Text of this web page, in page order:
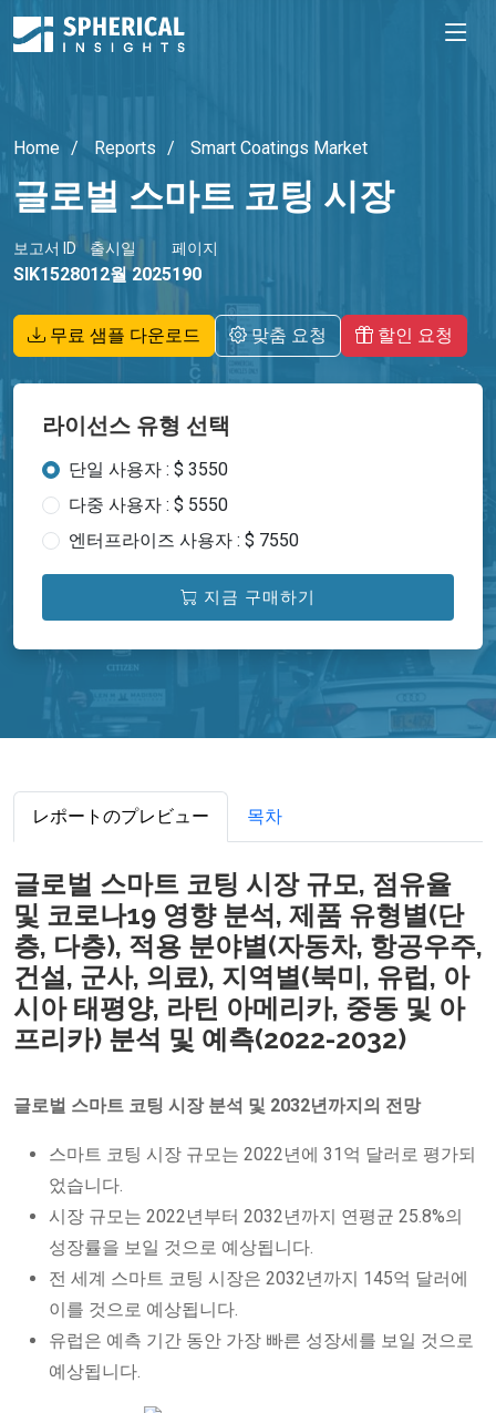
Home Reports Smart Coatings Market
글로벌 스마트 코팅 시장
보고서 ID
SIK15280
출시일
12월 2025
페이지
190
무료 샘플 다운로드 맞춤 요청 할인 요청
라이선스 유형 선택
단일 사용자 : $ 3550
다중 사용자 : $ 5550
엔터프라이즈 사용자 : $ 7550
지금 구매하기
レポートのプレビュー 목차
글로벌 스마트 코팅 시장 규모, 점유율
및 코로나19 영향 분석, 제품 유형별(단
층, 다층), 적용 분야별(자동차, 항공우주,
건설, 군사, 의료), 지역별(북미, 유럽, 아
시아 태평양, 라틴 아메리카, 중동 및 아
프리카) 분석 및 예측(2022-2032)
글로벌 스마트 코팅 시장 분석 및 2032년까지의 전망
스마트 코팅 시장 규모는 2022년에 31억 달러로 평가되
었습니다.
시장 규모는 2022년부터 2032년까지 연평균 25.8%의
성장률을 보일 것으로 예상됩니다.
전 세계 스마트 코팅 시장은 2032년까지 145억 달러에
이를 것으로 예상됩니다.
유럽은 예측 기간 동안 가장 빠른 성장세를 보일 것으로
예상됩니다.